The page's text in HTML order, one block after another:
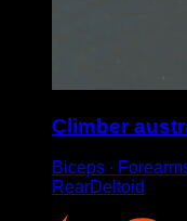
Climber
Biceps ∙
RearDeltoid